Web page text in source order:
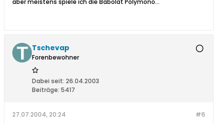
aber meistens spiele ich die Babolat Polymono...
Tschevap
Forenbewohner
Dabei seit: 26.04.2003
Beiträge: 5417
#6
27.07.2004, 20:24